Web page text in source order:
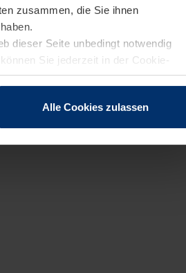
zusammen, die Sie ihnen
dieser Seite unbedingt notwendig
Sie jederzeit in der Cookie-
Alle Cookies zulassen